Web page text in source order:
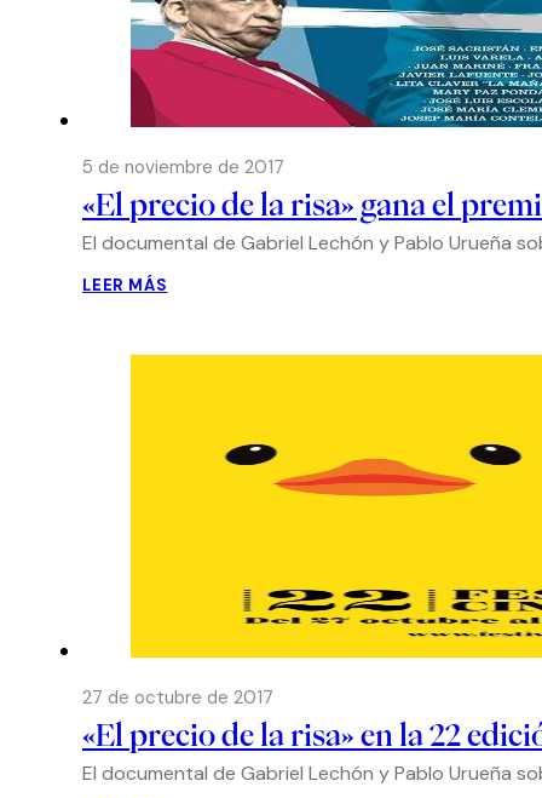
5 de noviembre de 2017
«El precio de la risa» gana el
El documental de Gabriel Lechón y Pablo Urueña
LEER MÁS
27 de octubre de 2017
«El precio de la risa» en la 22
El documental de Gabriel Lechón y Pablo Urueña